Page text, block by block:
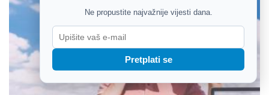
Ne propustite najvažnije vijesti dana.
Pretplati se